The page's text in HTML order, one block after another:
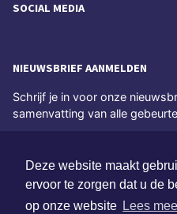
Deze website maakt
ervoor te zorgen dat u de
op onze website Lees
SOCIAL MEDIA
NIEUWSBRIEF AANMELDEN
Schrijf je in voor onze
samenvatting van alle
ONLINE DAGBLADEN